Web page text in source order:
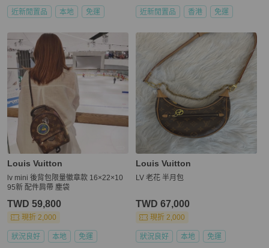
近新閒置品 本地 免運 近新閒置品 香港 免運
Louis Vuitton
lv mini 後背包限量徽章款 16×22×10
95新 配件肩帶 塵袋
TWD 59,800
現折 2,000
狀況良好 本地 免運
Louis Vuitton
LV 老花 半月包
TWD 67,000
現折 2,000
狀況良好 本地 免運